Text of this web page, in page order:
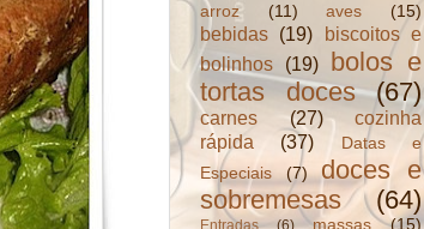
arroz (11) aves (15)
bebidas (19)
biscoitos e
bolinhos
(19)
bolos e
tortas doces
(67)
carnes (27)
cozinha
rápida
(37)
Datas e
Especiais
(7)
doces e
sobremesas
(64)
Entradas (6) massas (15)